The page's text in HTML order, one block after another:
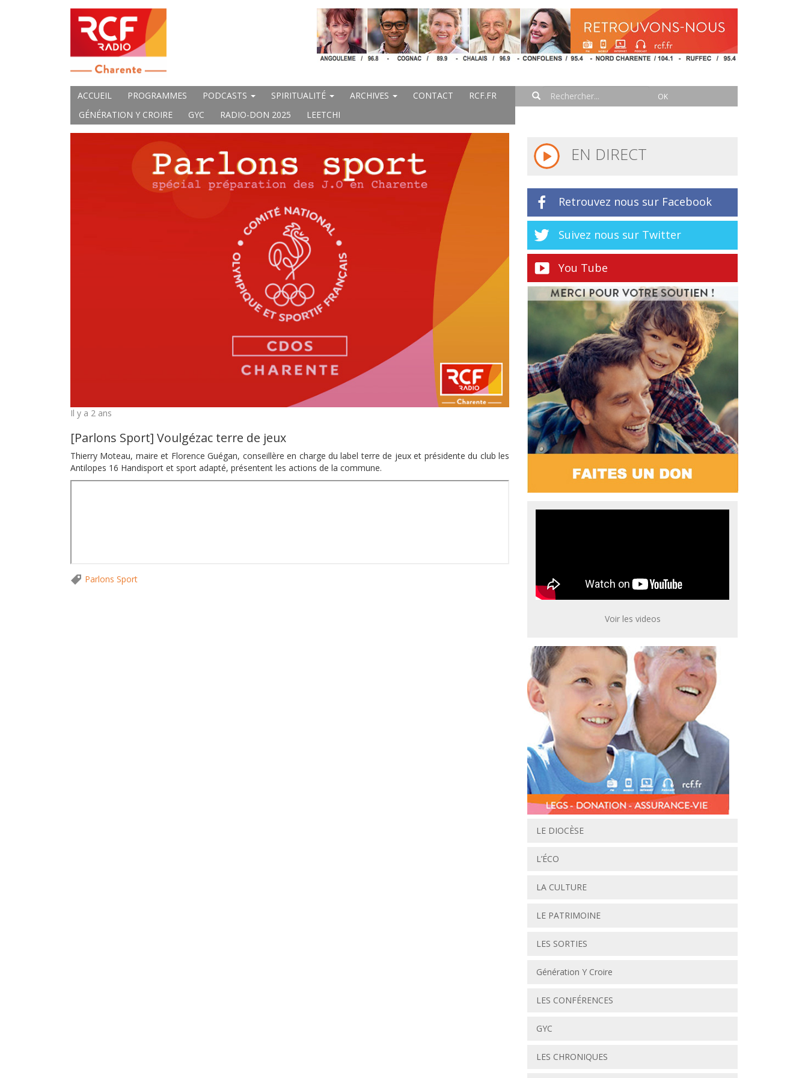
ACCUEIL PROGRAMMES PODCASTS SPIRITUALITÉ ARCHIVES CONTACT
RCF.FR
GÉNÉRATION Y CROIRE
GYC RADIO-DON 2025 LEETCHI
Il y a 2 ans
[Parlons Sport] Voulgézac terre de jeux
Thierry Moteau, maire et Florence Guégan, conseillère en charge du label terre de jeux et présidente du club les
Antilopes 16 Handisport et sport adapté, présentent les actions de la commune.
Parlons Sport
EN DIRECT
Retrouvez nous sur Facebook
Suivez nous sur Twitter
You Tube
Voir les videos
LE DIOCÈSE
L’ÉCO
LA CULTURE
LE PATRIMOINE
LES SORTIES
Génération Y Croire
LES CONFÉRENCES
GYC
LES CHRONIQUES